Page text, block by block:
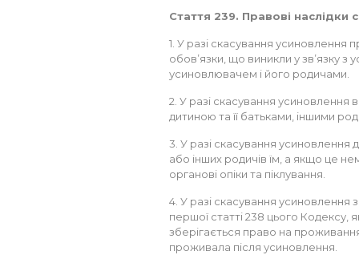
Стаття 239. Правові наслідки
1. У разі скасування усиновлення
обов’язки, що виникли у зв’язку
усиновлювачем і його родичами.
2. У разі скасування усиновлення
дитиною та її батьками, іншими
3. У разі скасування усиновлення
або інших родичів їм, а якщо це
органові опіки та піклування.
4. У разі скасування усиновлення з
першої статті 238 цього
зберігається право на
проживала після усиновлення.